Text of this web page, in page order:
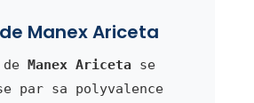
Manex Ariceta
Manex Ariceta se
par sa polyvalence